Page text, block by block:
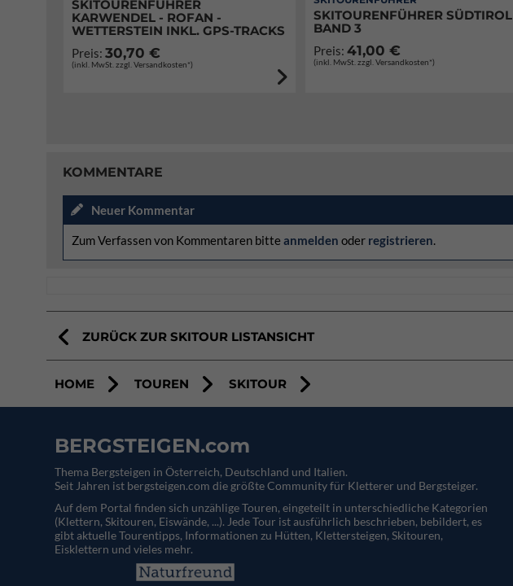
SKITOURENFÜHRER
KARWENDEL - ROFAN -
WETTERSTEIN INKL. GPS-TRACKS
Preis: 30,70 €
(inkl. MwSt. zzgl. Versandkosten*)
SKITOURENFÜHRER SÜDTIROL
BAND 3
Preis: 41,00 €
(inkl. MwSt. zzgl. Versandkosten*)
KOMMENTARE
Neuer Kommentar
Zum Verfassen von Kommentaren bitte anmelden oder registrieren.
ZURÜCK ZUR SKITOUR LISTANSICHT
HOME TOUREN SKITOUR
BERGSTEIGEN.com
Thema Bergsteigen in Österreich, Deutschland und Italien.
Seit Jahren ist bergsteigen.com die größte Community für Kletterer und Bergsteiger.
Auf dem Portal finden sich unzählige Touren, eingeteilt in unterschiedliche Kategorien
(Klettern, Skitouren, Eiswände, ...). Jede Tour ist ausführlich beschrieben, bebildert, es
gibt aktuelle Tourentipps, Informationen zu Hütten, Klettersteigen, Skitouren,
Eisklettern und vieles mehr.